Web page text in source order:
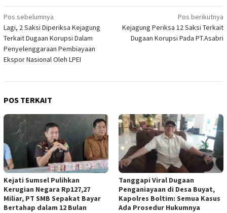
Navigasi
pos
Pos sebelumnya
Lagi, 2 Saksi Diperiksa Kejagung
Terkait Dugaan Korupsi Dalam
Penyelenggaraan Pembiayaan
Ekspor Nasional Oleh LPEI
Pos berikutnya
Kejagung Periksa 12 Saksi Terkait
Dugaan Korupsi Pada PT.Asabri
POS TERKAIT
Kejati Sumsel Pulihkan
Kerugian Negara Rp127,27
Miliar, PT SMB Sepakat Bayar
Bertahap dalam 12 Bulan
Tanggapi Viral Dugaan
Penganiayaan di Desa Buyat,
Kapolres Boltim: Semua Kasus
Ada Prosedur Hukumnya